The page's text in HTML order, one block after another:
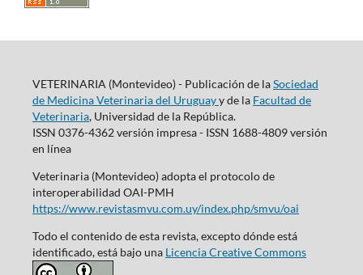
VETERINARIA (Montevideo) - Publicación de laSociedad
de Medicina Veterinaria del Uruguayy de la Facultad de
Veterinaria, Universidad de la República.
ISSN 0376-4362 versión impresa - ISSN 1688-4809 versión
en línea
Veterinaria (Montevideo) adopta el protocolo de
interoperabilidad OAI-PMH
https://www.revistasmvu.com.uy/index.php/smvu/oai
Todo el contenido de esta revista, excepto dónde está
identificado, está bajo una Licencia Creative Commons